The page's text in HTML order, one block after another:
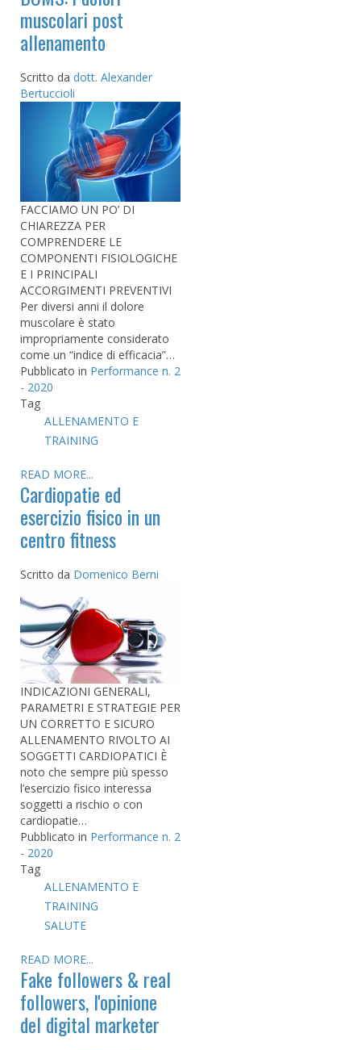
muscolari post
allenamento
Scritto da dott. Alexander
Bertuccioli
FACCIAMO UN PO’ DI
CHIAREZZA PER
COMPRENDERE LE
COMPONENTI FISIOLOGICHE
E I PRINCIPALI
ACCORGIMENTI PREVENTIVI
Per diversi anni il dolore
muscolare è stato
impropriamente considerato
come un “indice di efficacia”…
Pubblicato in Performance n. 2
- 2020
Tag
ALLENAMENTO E
TRAINING
READ MORE...
Cardiopatie ed
esercizio fisico in un
centro fitness
Scritto da Domenico Berni
INDICAZIONI GENERALI,
PARAMETRI E STRATEGIE PER
UN CORRETTO E SICURO
ALLENAMENTO RIVOLTO AI
SOGGETTI CARDIOPATICI È
noto che sempre più spesso
l’esercizio fisico interessa
soggetti a rischio o con
cardiopatie…
Pubblicato in Performance n. 2
- 2020
Tag
ALLENAMENTO E
TRAINING
SALUTE
READ MORE...
Fake followers & real
followers, l'opinione
del digital marketer